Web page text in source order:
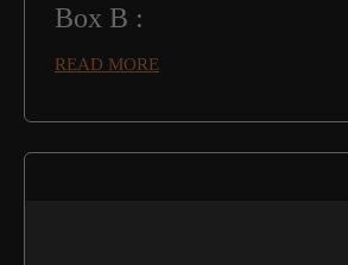
Box B :
READ MORE